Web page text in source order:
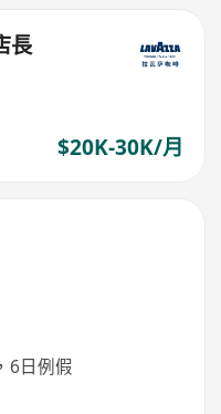
長
$20K-30K/月
6日例假